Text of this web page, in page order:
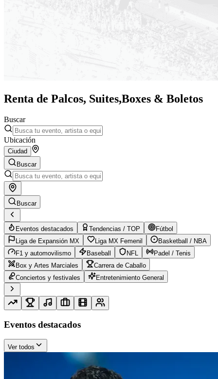
Renta de Palcos, Suites,Boxes & Boletos
Buscar
Ubicación
Ciudad
Buscar
Buscar
Eventos destacados Tendencias / TOP
Fútbol
Liga de Expansión MX
Liga MX Femenil
Basketball / NBA
F1 y automovilismo
Baseball NFL
Padel / Tenis
Box y Artes Marciales
Carrera de Caballo
Conciertos y festivales
Entretenimiento General
Eventos destacados
Ver todos